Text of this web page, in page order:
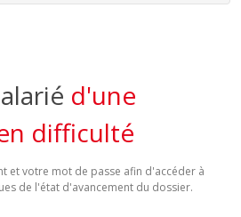
d'une
difficulté
et votre mot de passe afin d'accéder à
de l'état d'avancement du dossier.